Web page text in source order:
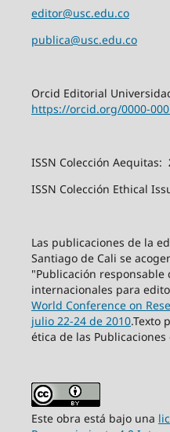
editor@usc.edu.co
publica@usc.edu.co
Orcid Editorial
https://orcid.org/0000-
ISSN Colección Aequitas:
ISSN Colección Ethical
Las publicaciones de la
Santiago de Cali se
"Publicación
internacionales para
World Conference on
julio 22-24 de 2010.Texto
ética de las Publicaciones
Este obra está bajo una